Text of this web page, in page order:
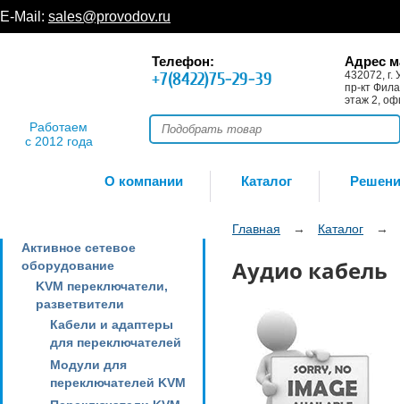
E-Mail: sales@provodov.ru
Работаем
с 2012 года
Телефон:
+7(8422)75-29-39
Адрес
432072, г.
пр-кт
этаж 2,
О компании Каталог
Активное сетевое
оборудование
KVM переключатели,
разветвители
Кабели и адаптеры
для переключателей
Модули для
переключателей KVM
Главная → Каталог →
Аудио кабель